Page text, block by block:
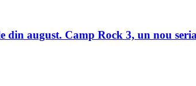
din august. Camp Rock 3, un nou